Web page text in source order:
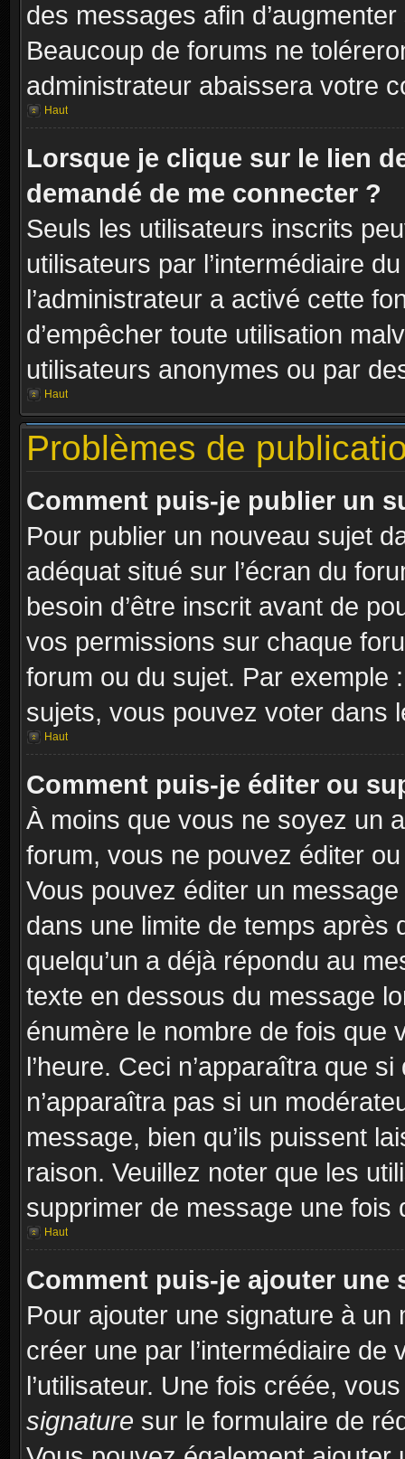
des messages afin
Beaucoup de forums ne
administrateur abaissera votre
Haut
Lorsque je clique sur le lien
demandé de me connecter ?
Seuls les utilisateurs inscrits
utilisateurs par l’intermédiaire
l’administrateur a activé cette
d’empêcher toute utilisation
utilisateurs anonymes ou par
Haut
Problèmes de
Comment puis-je publier un
Pour publier un nouveau sujet
adéquat situé sur l’écran du
besoin d’être inscrit avant de
vos permissions sur chaque
forum ou du sujet. Par exemple
sujets, vous pouvez voter dans
Haut
Comment puis-je éditer ou
À moins que vous ne soyez un
forum, vous ne pouvez éditer
Vous pouvez éditer un
dans une limite de temps après
quelqu’un a déjà répondu au
texte en dessous du message
énumère le nombre de fois que
l’heure. Ceci n’apparaîtra que
n’apparaîtra pas si un
message, bien qu’ils puissent
raison. Veuillez noter que les
supprimer de message une fois
Haut
Comment puis-je ajouter une
Pour ajouter une signature à un
créer une par l’intermédiaire
l’utilisateur. Une fois créée,
signature sur le formulaire de